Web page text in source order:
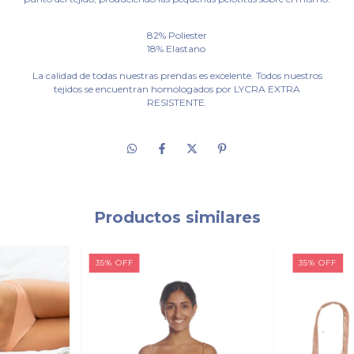
82% Poliester
18% Elastano
La calidad de todas nuestras prendas es excelente. Todos nuestros
tejidos se encuentran homologados por LYCRA EXTRA
RESISTENTE.
Productos similares
35% OFF 35%OFF